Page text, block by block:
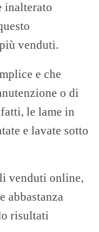
inalterato
venduti.
e che
o di
le lame in
e lavate sotto
venduti online,
abbastanza
risultati